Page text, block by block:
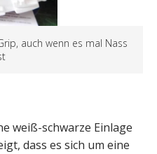
auch wenn es mal Nass
weiß-schwarze Einlage
dass es sich um eine